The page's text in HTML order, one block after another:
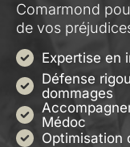
Comarmond
de vos
Expertise en
Défense
dommages
Médoc
Optimisation